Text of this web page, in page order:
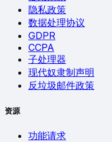
隐私政策
数据处理协议
GDPR
CCPA
子处理器
现代奴隶制声明
反垃圾邮件政策
资源
功能请求